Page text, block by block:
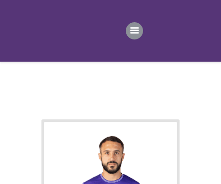
ПРОДАВНИЦА